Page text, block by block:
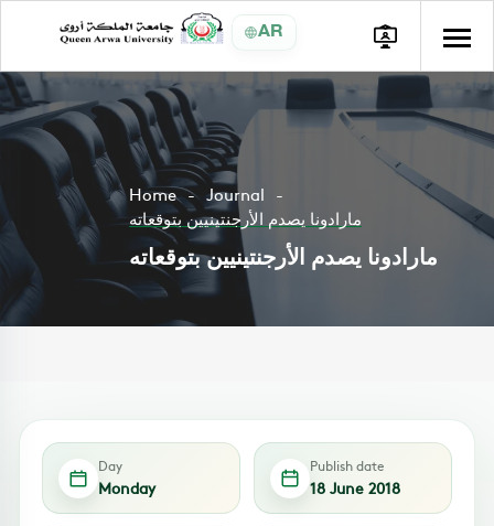
AR
Home
Journal
مارادونا يصدم الأرجنتينيين بتوقعاته
مارادونا يصدم الأرجنتينيين بتوقعاته
Day
Monday
Publish date
18 June 2018